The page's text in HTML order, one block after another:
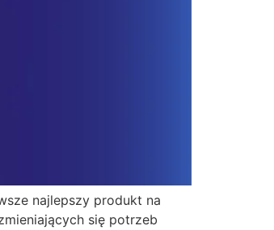
najlepszy produkt na
się potrzeb